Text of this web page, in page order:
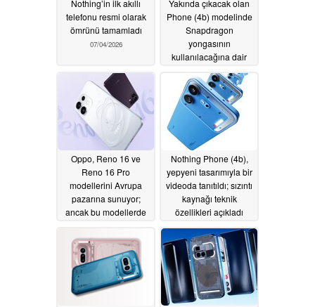
Nothing’in ilk akıllı
telefonu resmi olarak
ömrünü tamamladı
07/04/2026
Yakında çıkacak olan
Phone (4b) modelinde
Snapdragon
yongasının
kullanılacağına dair
06/30/2026
Oppo, Reno 16 ve
Reno 16 Pro
modellerini Avrupa
pazarına sunuyor;
ancak bu modellerde
piller bulunuyor
06/26/2026
Nothing Phone (4b),
yepyeni tasarımıyla bir
videoda tanıtıldı; sızıntı
kaynağı teknik
özellikleri açıkladı
06/25/2026